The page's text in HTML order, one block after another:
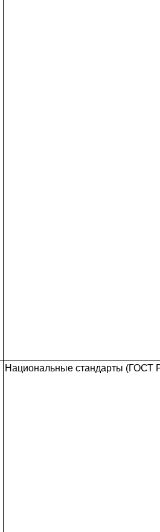
Национальные стандарты (ГОСТ